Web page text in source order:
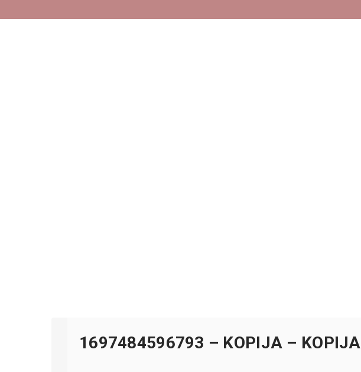
1697484596793 – KOPIJA – KOPIJA